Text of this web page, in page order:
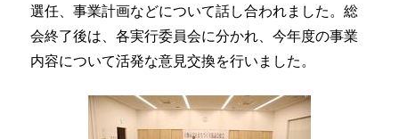
選任、事業計画などについて話し合われました。総
会終了後は、各実行委員会に分かれ、今年度の事業
内容について活発な意見交換を行いました。